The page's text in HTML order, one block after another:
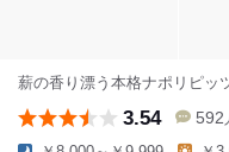
薪の香り漂う本格ナポリピッ
3.54 592